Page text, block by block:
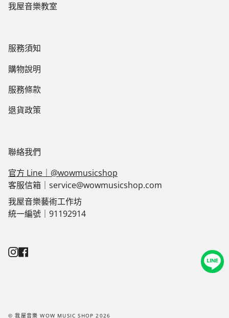
我屋音樂教室
服務須知
購物說明
服務條款
退貨政策
聯絡我們
官方 Line｜@wowmusicshop
客服信箱｜service@wowmusicshop.com
我屋音樂藝術工作坊
統一編號｜91192914
Instagram
© 我屋音樂 WOW MUSIC SHOP 2026